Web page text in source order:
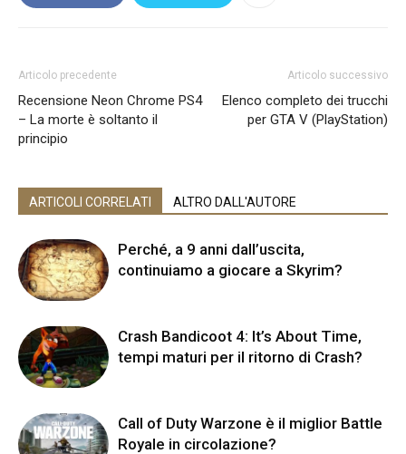
Articolo precedente
Recensione Neon Chrome PS4
– La morte è soltanto il
principio
Articolo successivo
Elenco completo dei trucchi
per GTA V (PlayStation)
ARTICOLI CORRELATI ALTRO DALL'AUTORE
Perché, a 9 anni dall’uscita,
continuiamo a giocare a Skyrim?
Crash Bandicoot 4: It’s About Time,
tempi maturi per il ritorno di Crash?
Call of Duty Warzone è il miglior Battle
Royale in circolazione?